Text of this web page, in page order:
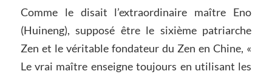
Comme le disait l’extraordinaire maître Eno
(Huineng), supposé être le sixième patriarche
Zen et le véritable fondateur du Zen en Chine, «
Le vrai maître enseigne toujours en utilisant les